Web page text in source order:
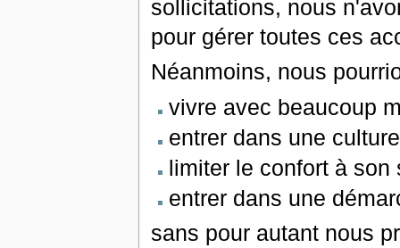
sollicitations, nous
pour gérer toutes ces
Néanmoins, nous
vivre avec beaucoup
entrer dans une
limiter le confort à son
entrer dans une
sans pour autant nous